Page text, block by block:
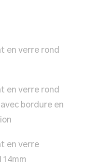
en verre rond
en verre rond
bordure en
en verre